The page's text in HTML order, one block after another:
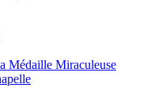
Médaille Miraculeuse